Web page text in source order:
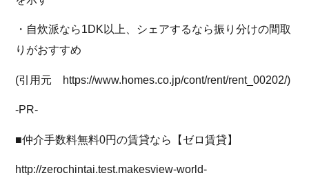
・自炊派なら1DK以上、シェアするなら振り分けの間取
りがおすすめ
(引用元 https://www.homes.co.jp/cont/rent/rent_00202/)
-PR-
■仲介手数料無料0円の賃貸なら【ゼロ賃貸】
http://zerochintai.test.makesview-world-